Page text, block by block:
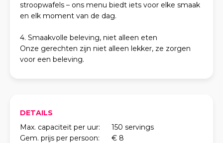
stroopwafels – ons menu biedt iets voor elke smaak
en elk moment van de dag.
4. Smaakvolle beleving, niet alleen eten
Onze gerechten zijn niet alleen lekker, ze zorgen
voor een beleving.
DETAILS
Max. capaciteit per uur:
150 servings
Gem. prijs per persoon:
€ 8